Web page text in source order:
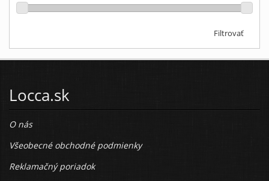
Filtrovať
Locca.sk
O nás
Všeobecné obchodné podmienky
Reklamačný poriadok